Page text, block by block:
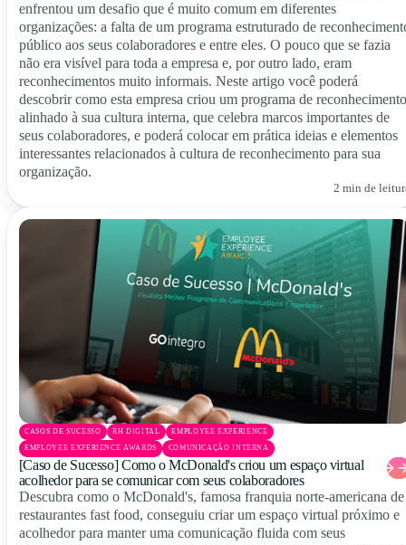
enfrentou um desafio que é muito comum em diferentes
organizações: a falta de um programa estruturado de
público aos seus colaboradores e entre eles. O pouco que se fazia
não era visível para toda a empresa e, por outro lado, eram
reconhecimentos muito informais. Neste artigo você poderá
descobrir como esta empresa criou um programa de reconhecimento
alinhado à sua cultura interna, que celebra marcos importantes de
seus colaboradores, e poderá colocar em prática ideias e elementos
interessantes relacionados à cultura de reconhecimento para sua
organização.
2 min de
CASOS DE SUCESSO RH DIGITAL EMPLOYEE EXPERIENCE
EMPLOYEE EXPERIENCE AWARDS COMUNICAÇÃO INTERNA
[Caso de Sucesso] Como o McDonald's criou um espaço virtual
acolhedor para se comunicar com seus colaboradores
Descubra como o McDonald's, famosa franquia norte-americana de
restaurantes fast food, conseguiu criar um espaço virtual próximo e
acolhedor para manter uma comunicação fluida com seus